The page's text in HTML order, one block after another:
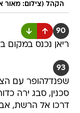
הקהל (צילום: מאור
90
ריאן נכנס במקום
93
שפנדלהופר עם
סכנין, סבג ירה
דרכו אל הרשת,